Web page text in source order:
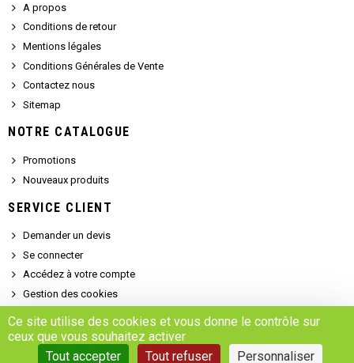
A propos
Conditions de retour
Mentions légales
Conditions Générales de Vente
Contactez nous
Sitemap
NOTRE CATALOGUE
Promotions
Nouveaux produits
SERVICE CLIENT
Demander un devis
Se connecter
Accédez à votre compte
Gestion des cookies
Copyright © 2025 - MARSALEIX.parts
Ce site utilise des cookies et vous donne le contrôle sur
ceux que vous souhaitez activer
Tout accepter
Tout refuser Personnaliser